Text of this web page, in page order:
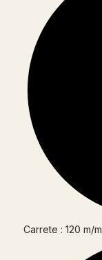
Carrete : 120 m/m